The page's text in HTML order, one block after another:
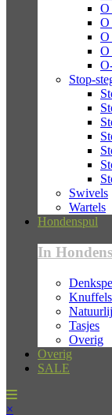
O
O
O
O
Stop-
Swivels
Wartels
Hondenspul
In
Knuffels
Tasjes
Overig
Overig
SALE
×